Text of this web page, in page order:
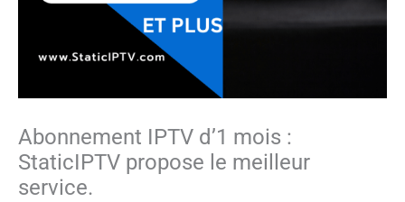
Abonnement IPTV d’1 mois :
StaticIPTV propose le meilleur
service.